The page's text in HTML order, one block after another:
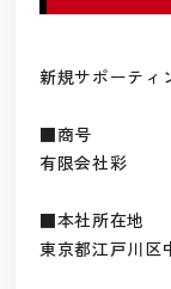
新規サポーティ
■商号
有限会社彩
■本社所在地
東京都江戸川区